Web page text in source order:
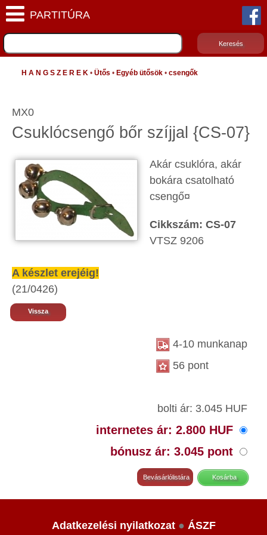
H A N G S Z E R E K • Ütős • Egyéb ütősök • csengők
MX0
Csuklócsengő bőr szíjjal {CS-07}
Akár csuklóra, akár
bokára csatolható
csengő¤
Cikkszám: CS-07
VTSZ 9206
A készlet erejéig!
(21/0426)
Vissza
4-10 munkanap
56 pont
bolti ár: 3.045 HUF
internetes ár: 2.800 HUF
bónusz ár: 3.045 pont
Adatkezelési nyilatkozat● ÁSZF